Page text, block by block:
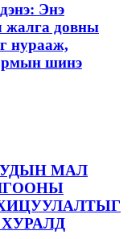
Энэ
жалга довны
нурааж,
шинэ
МАЛ